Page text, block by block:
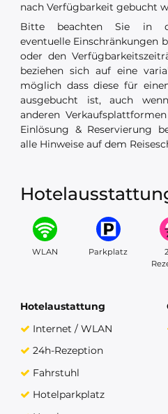
nach Verfügbarkeit gebucht
Bitte beachten Sie in
eventuelle Einschränkungen
oder den
beziehen sich auf eine
möglich dass diese für
ausgebucht ist, auch
anderen
Einlösung & Reservierung
alle Hinweise auf dem
WLAN Parkplatz
Hotelaustattung
Internet / WLAN
24h-Rezeption
Fahrstuhl
Hotelparkplatz